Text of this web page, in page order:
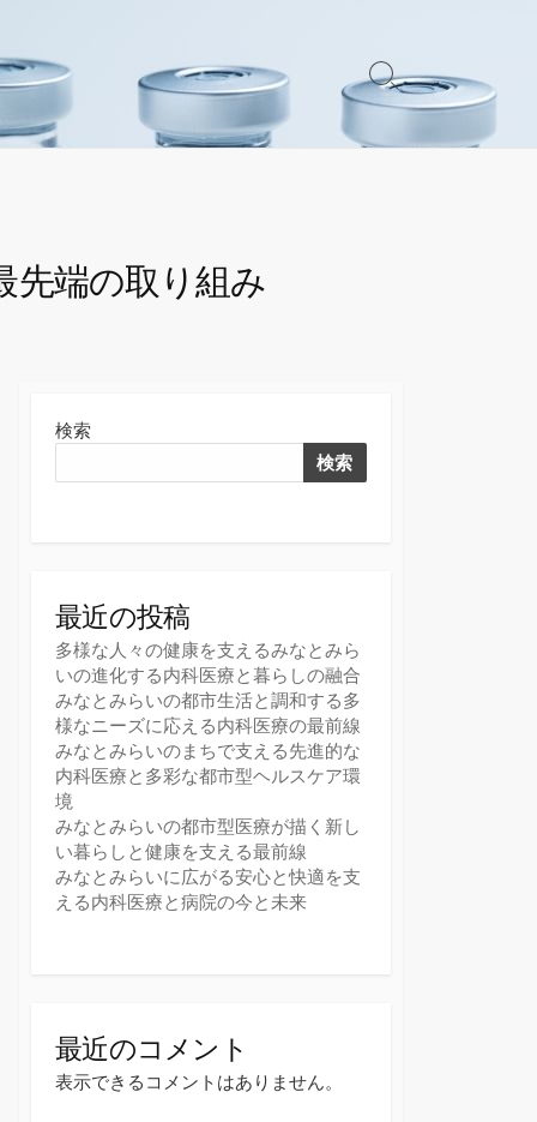
検
索
先端の取り組み
検索
検索
最近の投稿
多様な人々の健康を支えるみなとみら
いの進化する内科医療と暮らしの融合
みなとみらいの都市生活と調和する多
様なニーズに応える内科医療の最前線
みなとみらいのまちで支える先進的な
内科医療と多彩な都市型ヘルスケア環
境
みなとみらいの都市型医療が描く新し
い暮らしと健康を支える最前線
みなとみらいに広がる安心と快適を支
える内科医療と病院の今と未来
最近のコメント
表示できるコメントはありません。